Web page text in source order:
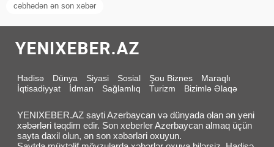
cəbhədən ən son xəbər
Hadisə Dünya Siyasi Sosial Şou Biznes
Maraqlı
İqtisadiyyat
İdman Sağlamlıq Turizm Bizimlə Əlaqə
YENIXEBER.AZ sayti Azerbaycan və dünyada olan ən yeni
xəbərləri təqdim edir. Son xeberler Azerbaycan almaq üçün
sayta daxil olun, ən son xəbərləri oxuyun.